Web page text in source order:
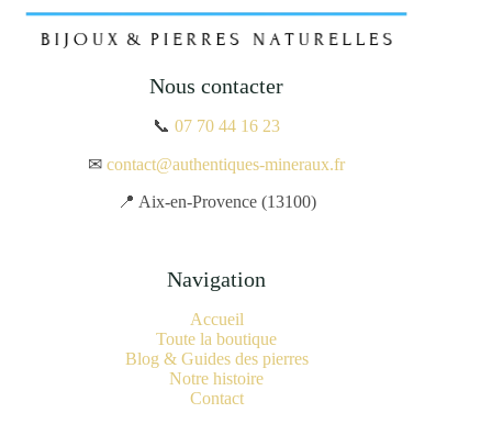
Nous contacter
📞07 70 44 16 23
✉contact@authentiques-mineraux.fr
📍 Aix-en-Provence (13100)
Navigation
Accueil
Toute la boutique
Blog & Guides des pierres
Notre histoire
Contact